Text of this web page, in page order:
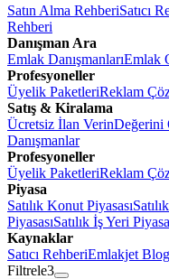
Satın Alma RehberiSatıcı
Rehberi
Danışman Ara
Emlak DanışmanlarıEmlak
Profesyoneller
Üyelik PaketleriReklam
Satış & Kiralama
Ücretsiz İlan VerinDeğerini
Danışmanlar
Profesyoneller
Üyelik PaketleriReklam
Piyasa
Satılık Konut Piyasası
PiyasasıSatılık İş Yeri
Kaynaklar
Satıcı RehberiEmlakjet Blog
Filtrele3